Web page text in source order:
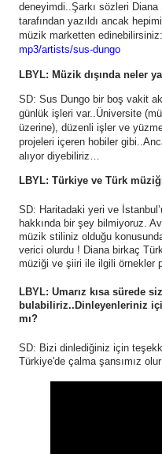
deneyimdi..Şarkı sözleri
tarafından yazıldı ancak
müzik marketten edinebilirsiniz:
mp3/artists/sus-dungo
LBYL: Müzik dışında neler
SD: Sus Dungo bir boş vakit
günlük işleri var..Üniversite
üzerine), düzenli işler ve
projeleri içeren hobiler
alıyor diyebiliriz…
LBYL: Türkiye ve Türk
SD: Haritadaki yeri ve
hakkında bir şey bilmiyoruz.
müzik stiliniz olduğu
verici olurdu ! Diana birkaç
müziği ve şiiri ile ilgili örnekler
LBYL: Umarız kısa sürede
bulabiliriz..Dinleyenleriniz
mı?
SD: Bizi dinlediğiniz için
Türkiye'de çalma şansımız